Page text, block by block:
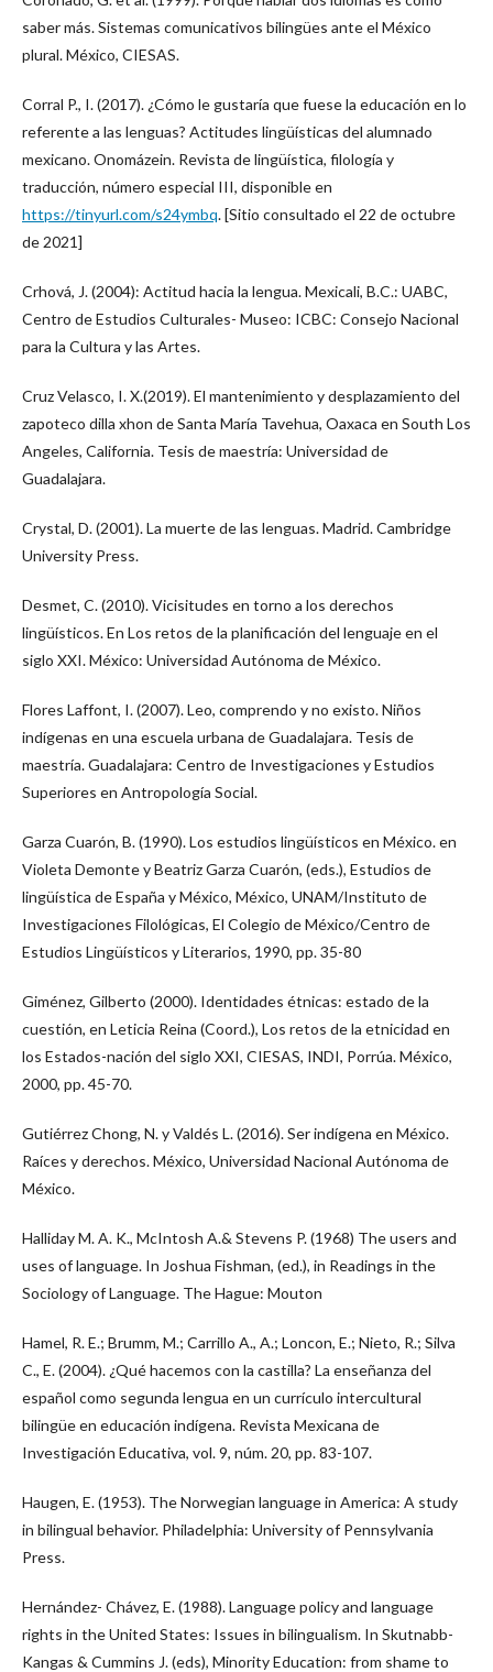
saber más. Sistemas comunicativos bilingües ante el México
plural. México, CIESAS.
Corral P., I. (2017). ¿Cómo le gustaría que fuese la educación en lo
referente a las lenguas? Actitudes lingüísticas del alumnado
mexicano. Onomázein. Revista de lingüística, filología y
traducción, número especial III, disponible en
https://tinyurl.com/s24ymbq. [Sitio consultado el 22 de octubre
de 2021]
Crhová, J. (2004): Actitud hacia la lengua. Mexicali, B.C.: UABC,
Centro de Estudios Culturales- Museo: ICBC: Consejo Nacional
para la Cultura y las Artes.
Cruz Velasco, I. X.(2019). El mantenimiento y desplazamiento del
zapoteco dilla xhon de Santa María Tavehua, Oaxaca en South Los
Angeles, California. Tesis de maestría: Universidad de
Guadalajara.
Crystal, D. (2001). La muerte de las lenguas. Madrid. Cambridge
University Press.
Desmet, C. (2010). Vicisitudes en torno a los derechos
lingüísticos. En Los retos de la planificación del lenguaje en el
siglo XXI. México: Universidad Autónoma de México.
Flores Laffont, I. (2007). Leo, comprendo y no existo. Niños
indígenas en una escuela urbana de Guadalajara. Tesis de
maestría. Guadalajara: Centro de Investigaciones y Estudios
Superiores en Antropología Social.
Garza Cuarón, B. (1990). Los estudios lingüísticos en México. en
Violeta Demonte y Beatriz Garza Cuarón, (eds.), Estudios de
lingüística de España y México, México, UNAM/Instituto de
Investigaciones Filológicas, El Colegio de México/Centro de
Estudios Lingüísticos y Literarios, 1990, pp. 35-80
Giménez, Gilberto (2000). Identidades étnicas: estado de la
cuestión, en Leticia Reina (Coord.), Los retos de la etnicidad en
los Estados-nación del siglo XXI, CIESAS, INDI, Porrúa. México,
2000, pp. 45-70.
Gutiérrez Chong, N. y Valdés L. (2016). Ser indígena en México.
Raíces y derechos. México, Universidad Nacional Autónoma de
México.
Halliday M. A. K., McIntosh A.& Stevens P. (1968) The users and
uses of language. In Joshua Fishman, (ed.), in Readings in the
Sociology of Language. The Hague: Mouton
Hamel, R. E.; Brumm, M.; Carrillo A., A.; Loncon, E.; Nieto, R.; Silva
C., E. (2004). ¿Qué hacemos con la castilla? La enseñanza del
español como segunda lengua en un currículo intercultural
bilingüe en educación indígena. Revista Mexicana de
Investigación Educativa, vol. 9, núm. 20, pp. 83-107.
Haugen, E. (1953). The Norwegian language in America: A study
in bilingual behavior. Philadelphia: University of Pennsylvania
Press.
Hernández- Chávez, E. (1988). Language policy and language
rights in the United States: Issues in bilingualism. In Skutnabb-
Kangas & Cummins J. (eds), Minority Education: from shame to